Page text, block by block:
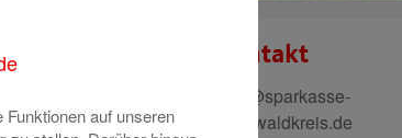
Kontakt
mail@sparkasse-
odenwaldkreis.de
auf unseren